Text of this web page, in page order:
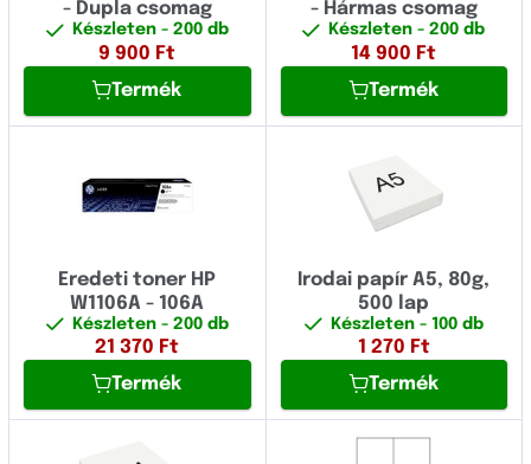
- Dupla csomag
Készleten - 200 db
9 900 Ft
Termék
- Hármas csomag
Készleten- 200 db
14 900 Ft
Termék
Eredeti toner HP
W1106A - 106A
Készleten - 200 db
21 370 Ft
Termék
Irodai papír A5, 80g,
500 lap
Készleten - 100 db
1 270 Ft
Termék